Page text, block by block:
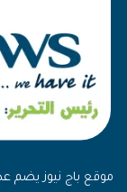
موقع باج نيوز يضم